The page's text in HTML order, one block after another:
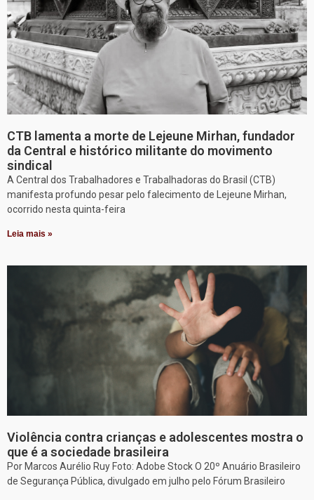
CTB lamenta a morte de Lejeune Mirhan, fundador
da Central e histórico militante do movimento
sindical
A Central dos Trabalhadores e Trabalhadoras do Brasil (CTB)
manifesta profundo pesar pelo falecimento de Lejeune Mirhan,
ocorrido nesta quinta-feira
Leia mais »
Violência contra crianças e adolescentes mostra o
que é a sociedade brasileira
Por Marcos Aurélio Ruy Foto: Adobe Stock O 20º Anuário Brasileiro
de Segurança Pública, divulgado em julho pelo Fórum Brasileiro